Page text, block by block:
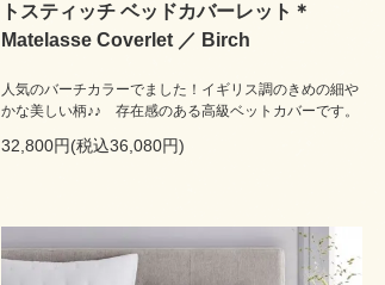
トスティッチ ベッドカバーレット＊
Matelasse Coverlet ／ Birch
人気のバーチカラーでました！イギリス調のきめの細や
かな美しい柄♪♪ 存在感のある高級ベットカバーです。
32,800円(税込36,080円)